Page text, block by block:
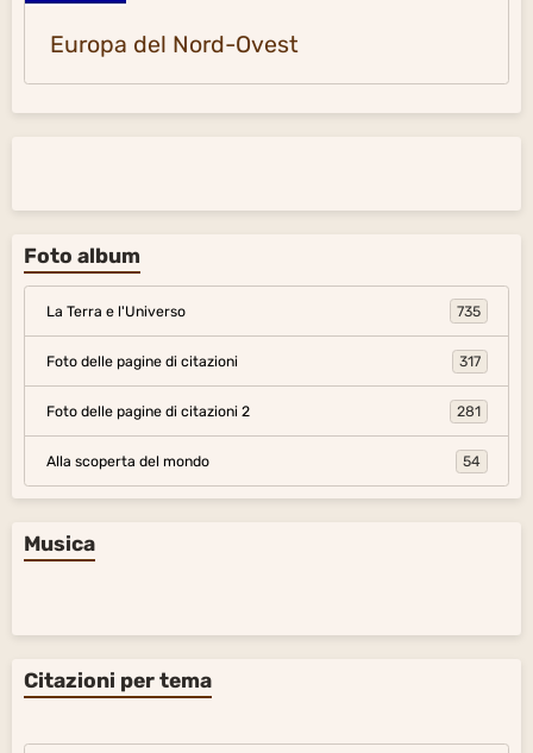
Europa del Nord-Ovest
Foto album
La Terra e l'Universo 735
Foto delle pagine di citazioni 317
Foto delle pagine di citazioni 2 281
Alla scoperta del mondo 54
Musica
Citazioni per tema